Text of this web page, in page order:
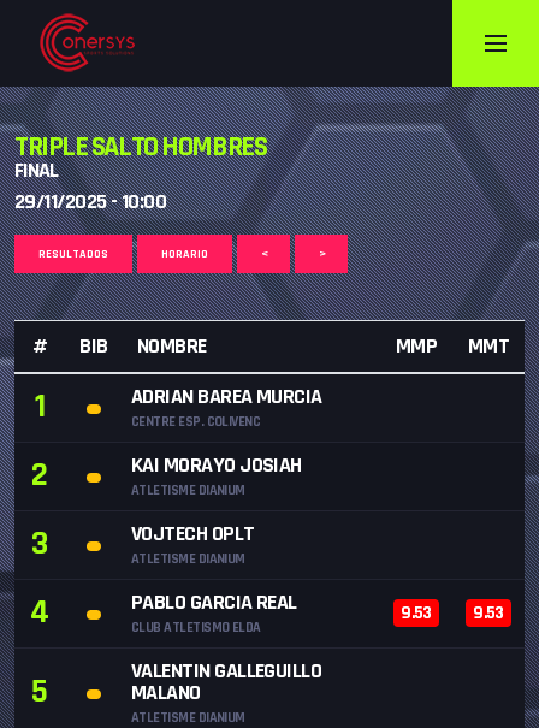
TRIPLE SALTO HOMBRES
FINAL
29/11/2025 - 10:00
RESULTADOS HORARIO < >
# BIB NOMBRE MMP MMT
1 ADRIAN BAREA MURCIA
CENTRE ESP. COLIVENC
2 KAI MORAYO JOSIAH
ATLETISME DIANIUM
3 VOJTECH OPLT
ATLETISME DIANIUM
4 PABLO GARCIA REAL
CLUB ATLETISMO ELDA
9.53 9.53
5 VALENTIN GALLEGUILLO
MALANO
ATLETISME DIANIUM